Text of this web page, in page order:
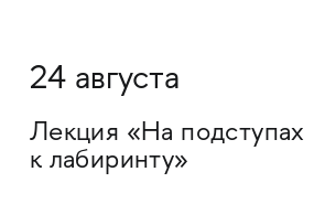
24 августа
Лекция «На подступах
к лабиринту»